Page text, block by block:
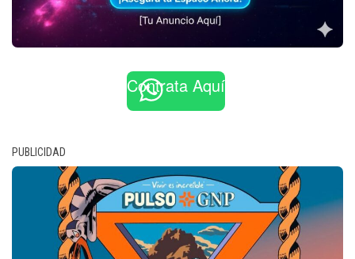
Contrata Aquí
PUBLICIDAD